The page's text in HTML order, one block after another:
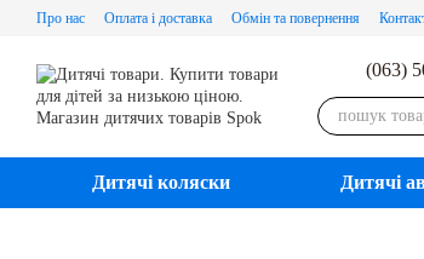
Перейти до основного контенту
Про нас Оплата і доставка Обмін та повернення
(063)
Дитячі коляски Дитячі